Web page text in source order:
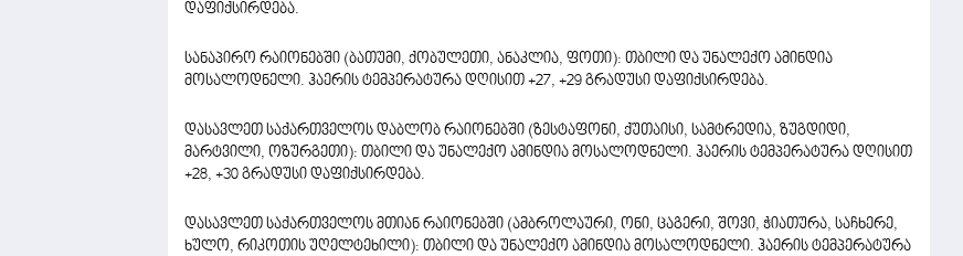
დაფიქსირდება.
სანაპირო რაიონებში (ბათუმი, ქობულეთი, ანაკლია, ფოთი): თბილი და უნალექო ამინდია
მოსალოდნელი. ჰაერის ტემპერატურა დღისით +27, +29 გრადუსი დაფიქსირდება.
დასავლეთ საქართველოს დაბლობ რაიონებში (ზესტაფონი, ქუთაისი, სამტრედია, ზუგდიდი,
მარტვილი, ოზურგეთი): თბილი და უნალექო ამინდია მოსალოდნელი. ჰაერის ტემპერატურა დღისით
+28, +30 გრადუსი დაფიქსირდება.
დასავლეთ საქართველოს მთიან რაიონებში (ამბროლაური, ონი, ცაგერი, შოვი, ჭიათურა, საჩხერე,
ხულო, რიკოთის უღელტეხილი): თბილი და უნალექო ამინდია მოსალოდნელი. ჰაერის ტემპერატურა